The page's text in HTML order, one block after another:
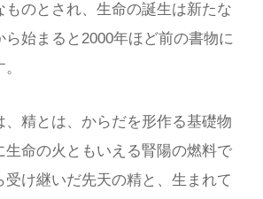
ものとされ、生命の誕生は新たな
始まると2000年ほど前の書物に
精とは、からだを形作る基礎物
生命の火ともいえる腎陽の燃料で
受け継いだ先天の精と、生まれて